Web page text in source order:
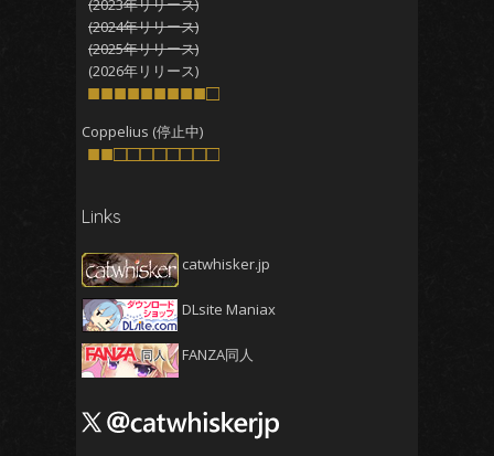
2025年9月 (4)
2025年8月(5)
2025年7月(4)
(4)
2025年5月(5)
2025年3月
2025年2月(4)
2025年1月(5)
2024年12月(5)
2024年11月(5)
2024年9月(4)
(2023年リリース)
(2024年リリース)
(2025年リリース)
(2026年リリース)
■■■■■■■■■□
Coppelius (停止中)
■■□□□□□□□□
Links
catwhisker.jp
DLsite Maniax
FANZA同人